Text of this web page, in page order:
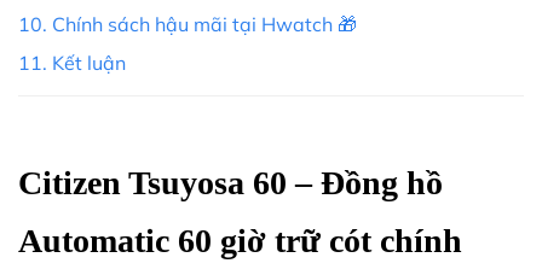
10. Chính sách hậu mãi tại Hwatch 🎁
11. Kết luận
Citizen Tsuyosa 60 – Đồng hồ
Automatic 60 giờ trữ cót chính